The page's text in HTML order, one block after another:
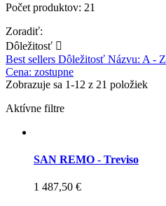
Počet produktov: 21
Zoradiť:
Dôležitosť 
Best sellers Dôležitosť Názvu: A - Z
Cena: zostupne
Zobrazuje sa 1-12 z 21 položiek
Aktívne filtre
SAN REMO - Treviso
1 487,50 €